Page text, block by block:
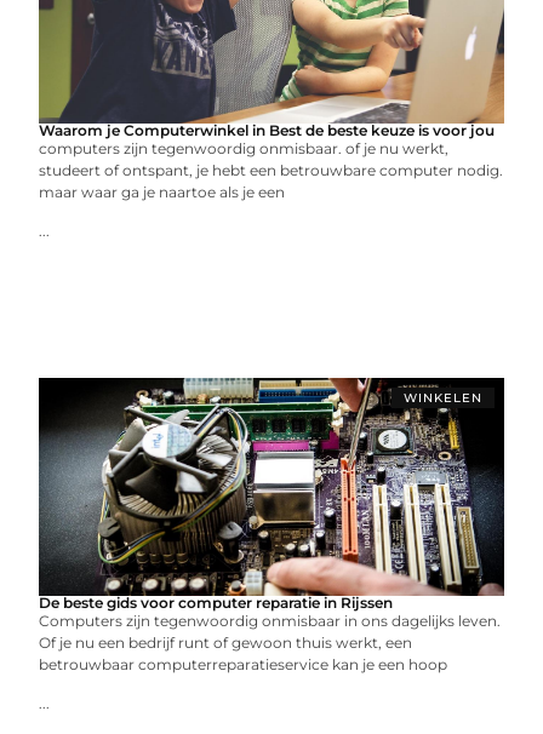
Waarom je Computerwinkel in Best de beste keuze is voor jou
computers zijn tegenwoordig onmisbaar. of je nu werkt,
studeert of ontspant, je hebt een betrouwbare computer nodig.
maar waar ga je naartoe als je een
...
WINKELEN
De beste gids voor computer reparatie in Rijssen
Computers zijn tegenwoordig onmisbaar in ons dagelijks leven.
Of je nu een bedrijf runt of gewoon thuis werkt, een
betrouwbaar computerreparatieservice kan je een hoop
...